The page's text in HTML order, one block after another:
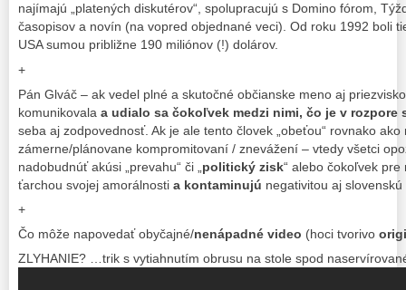
najímajú „platených diskutérov“, spolupracujú s Domino fórom,
časopisov a novín (na vopred objednané veci). Od roku 1992 boli
USA sumou približne 190 miliónov (!) dolárov.
+
Pán Glváč – ak vedel plné a skutočné občianske meno aj
komunikovala a udialo sa čokoľvek medzi nimi, čo je v rozpore
seba aj zodpovednosť. Ak je ale tento človek „obeťou“ rovnako
zámerne/plánovane kompromitovaní / znevážení – vtedy všetci
nadobudnúť akúsi „prevahu“ či „ politický zisk“ alebo čokoľvek
ťarchou svojej amorálnosti a kontaminujú negativitou aj
+
Čo môže napovedať obyčajné/nenápadné video (hoci tvorivo
ZLYHANIE? …trik s vytiahnutím obrusu na stole spod